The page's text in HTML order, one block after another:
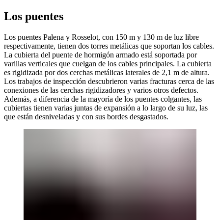
Los puentes
Los puentes Palena y Rosselot, con 150 m y 130 m de luz libre
respectivamente, tienen dos torres metálicas que soportan los cables.
La cubierta del puente de hormigón armado está soportada por
varillas verticales que cuelgan de los cables principales. La cubierta
es rigidizada por dos cerchas metálicas laterales de 2,1 m de altura.
Los trabajos de inspección descubrieron varias fracturas cerca de las
conexiones de las cerchas rigidizadores y varios otros defectos.
Además, a diferencia de la mayoría de los puentes colgantes, las
cubiertas tienen varias juntas de expansión a lo largo de su luz, las
que están desniveladas y con sus bordes desgastados.